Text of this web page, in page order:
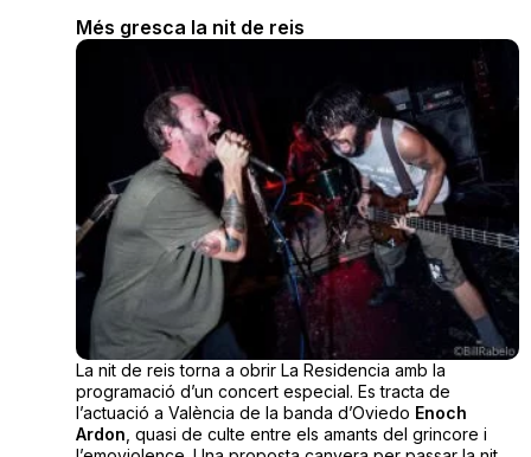
Més gresca la nit de reis
La nit de reis torna a obrir La Residencia amb la
programació d’un concert especial. Es tracta de
l’actuació a València de la banda d’Oviedo Enoch
Ardon , quasi de culte entre els amants del grincore i